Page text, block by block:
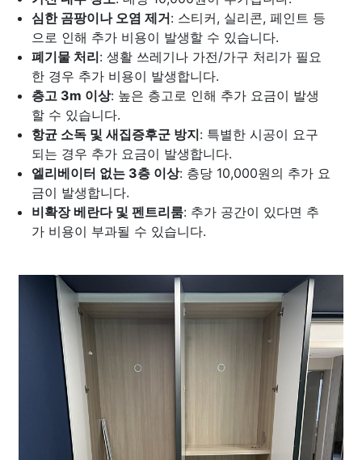
심한 곰팡이나 오염 제거: 스티커, 실리콘, 페인트 등
으로 인해 추가 비용이 발생할 수 있습니다.
폐기물 처리: 생활 쓰레기나 가전/가구 처리가 필요
한 경우 추가 비용이 발생합니다.
층고 3m 이상: 높은 층고로 인해 추가 요금이 발생
할 수 있습니다.
항균 소독 및 새집증후군 방지: 특별한 시공이 요구
되는 경우 추가 요금이 발생합니다.
엘리베이터 없는 3층 이상: 층당 10,000원의 추가 요
금이 발생합니다.
비확장 베란다 및 펜트리룸: 추가 공간이 있다면 추
가 비용이 부과될 수 있습니다.